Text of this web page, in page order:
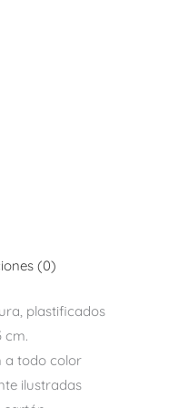
(0)
plastificados
cm.
a todo color
ilustradas